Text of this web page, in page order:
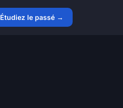
Étudiez le passé →